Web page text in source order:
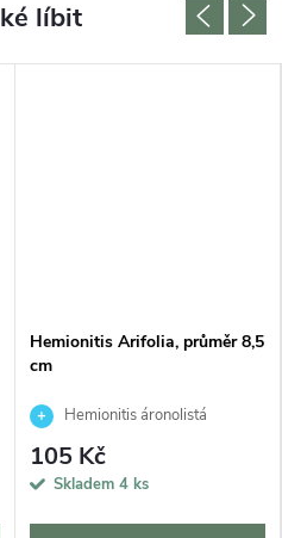
Hemionitis Arifolia, průměr 8,5
cm
Hemionitis áronolistá
105 Kč
Skladem 4 ks